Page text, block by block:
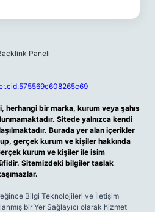
herhangi bir marka, kurum veya şahıs
Sitede yalnızca kendi
Burada yer alan içerikler
gerçek kurum ve kişiler hakkında
kurum ve kişiler ile isim
Sitemizdeki bilgiler taslak
Bilgi Teknolojileri ve İletişim
bir Yer Sağlayıcı olarak hizmet